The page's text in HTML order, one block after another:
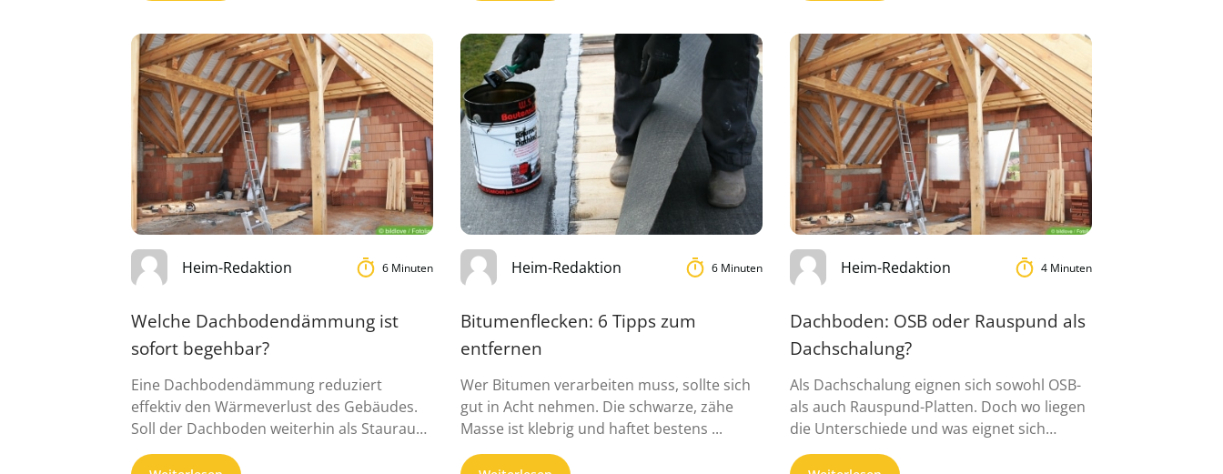
Heim-Redaktion 6 Minuten
Welche Dachbodendämmung ist
sofort begehbar?
Eine Dachbodendämmung reduziert
effektiv den Wärmeverlust des Gebäudes.
Soll der Dachboden weiterhin als Stauraum
genutzt werden, sollte ...
Heim-Redaktion 6 Minuten
Bitumenflecken: 6 Tipps zum
entfernen
Wer Bitumen verarbeiten muss, sollte sich
gut in Acht nehmen. Die schwarze, zähe
Masse ist klebrig und haftet bestens ...
Heim-Redaktion 4 Minuten
Dachboden: OSB oder Rauspund als
Dachschalung?
Als Dachschalung eignen sich sowohl OSB-
als auch Rauspund-Platten. Doch wo liegen
die Unterschiede und was eignet sich
besser fü...